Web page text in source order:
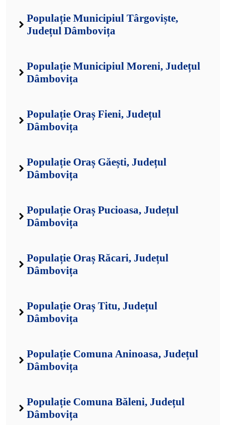
Populație Municipiul Târgoviște,
Județul Dâmbovița
Populație Municipiul Moreni, Județul
Dâmbovița
Populație Oraș Fieni, Județul
Dâmbovița
Populație Oraș Găești, Județul
Dâmbovița
Populație Oraș Pucioasa, Județul
Dâmbovița
Populație Oraș Răcari, Județul
Dâmbovița
Populație Oraș Titu, Județul
Dâmbovița
Populație Comuna Aninoasa, Județul
Dâmbovița
Populație Comuna Băleni, Județul
Dâmbovița